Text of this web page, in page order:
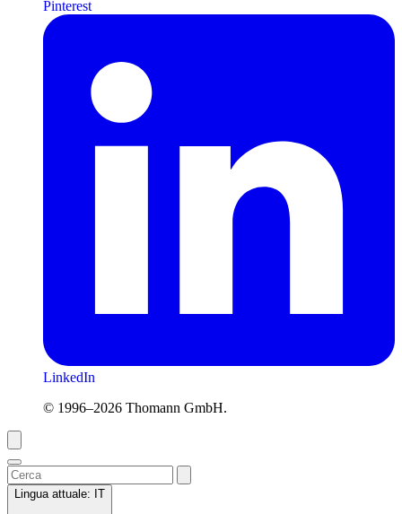
Pinterest
LinkedIn
© 1996–2026 Thomann GmbH.
Lingua attuale: IT